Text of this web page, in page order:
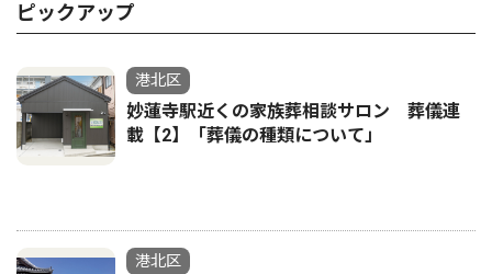
ピックアップ
港北区
妙蓮寺駅近くの家族葬相談サロン 葬儀連
載【2】「葬儀の種類について」
港北区